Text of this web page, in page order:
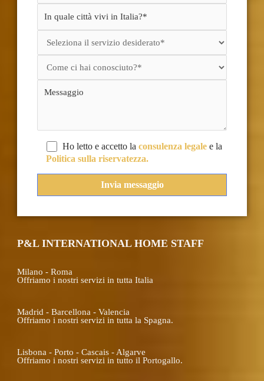
Ho letto e accetto laconsulenza legale e la
Politica sulla riservatezza.
P&L INTERNATIONAL HOME STAFF
Milano - Roma
Offriamo i nostri servizi in tutta Italia
Madrid - Barcellona - Valencia
Offriamo i nostri servizi in tutta la Spagna.
Lisbona - Porto - Cascais - Algarve
Offriamo i nostri servizi in tutto il Portogallo.